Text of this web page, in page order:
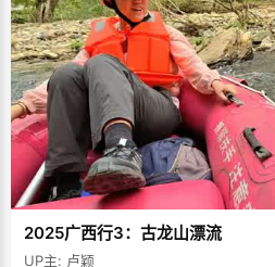
2025广西行3：古龙山漂流
UP主: 卢颖